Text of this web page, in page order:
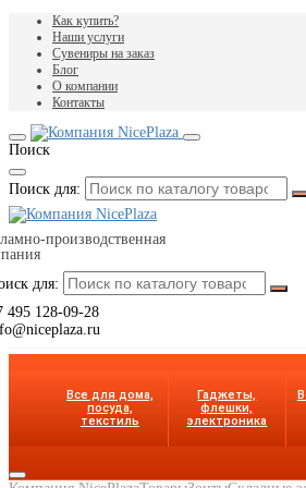
Как купить?
Наши услуги
Сувениры на заказ
Блог
О компании
Контакты
Поиск
Поиск для:
производственная
для:
495 128-09-28
Все для дома,
посуда,
текстиль
Гаджеты,
флешки,
электроника